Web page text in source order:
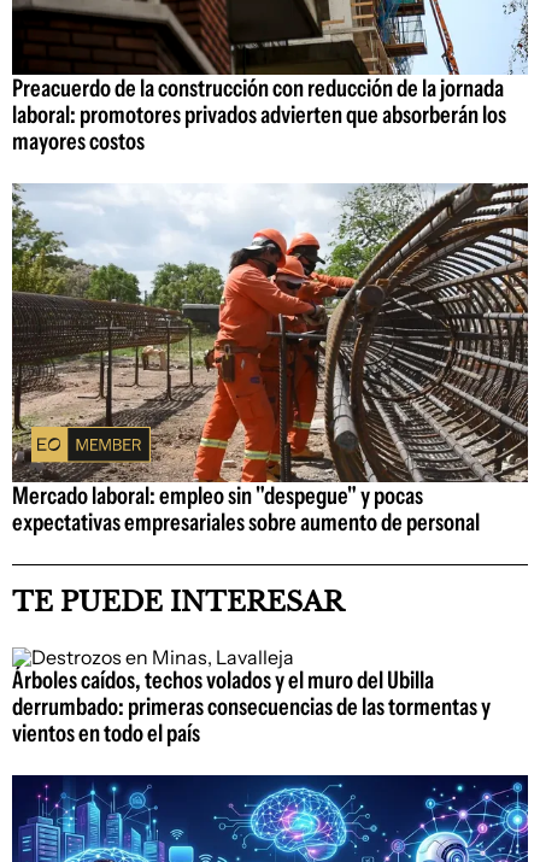
Preacuerdo de la construcción con reducción de la jornada
laboral: promotores privados advierten que absorberán los
mayores costos
Mercado laboral: empleo sin "despegue" y pocas
expectativas empresariales sobre aumento de personal
TE PUEDE INTERESAR
Árboles caídos, techos volados y el muro del Ubilla
derrumbado: primeras consecuencias de las tormentas y
vientos en todo el país